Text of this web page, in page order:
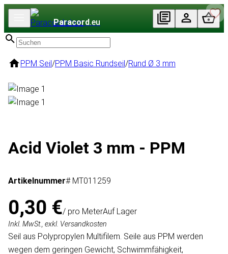
Paracord.eu
PPM Seil/PPM Basic Rundseil/Rund Ø 3 mm
Acid Violet 3 mm - PPM
Artikelnummer# MT011259
0,30 €/ pro MeterAuf Lager
Inkl. MwSt., exkl. Versandkosten
Seil aus Polypropylen Multifilem. Seile aus PPM werden
wegen dem geringen Gewicht, Schwimmfähigkeit,